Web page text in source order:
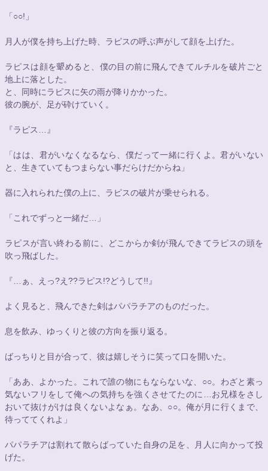
「 ○○!」
月人が僕を持ち上げた時、ラピスの呼ぶ声がして顔を上げた。
ラピスは顔を顰めると、僕の目の前に飛んできてルチルを破片ごと
地上に落とした。
と、同時にラピスに矢の雨が降りかかった。
彼の腕が、足が砕けていく。
『ラピス…』
「はは、君がいなくなるなら、僕だって一緒に行くよ。君がいない
と、生きていてもつまらない事だらけだからね」
器に入れられた僕の上に、ラピスの破片が乗せられる。
「これでずっと一緒だ…」
ラピスが言い終わる前に、どこからか剣が飛んできてラピスの頭を
吹っ飛ばした。
『…ぁ、えっ?え??ラピス!?どうして!!』
よく見ると、飛んできた剣はパパラチアのものだった。
息を飲み、ゆっくりと彼の方向を振り返る。
ばっちりと目が合って、彼は嬉しそうに笑って口を開いた。
「ああ、よかった。これで誰の物にもならないな、 ○○。わざと素っ
気ないフリをして俺への気持ちを強くさせてたのに…お兄様をさし
おいて抜けがけは良くないよなぁ。なあ、 ○○。俺が月に行くまで、
待っててくれよ」
パパラチアは割れて散らばっていた自身の足を、月人に向かって投
げた。